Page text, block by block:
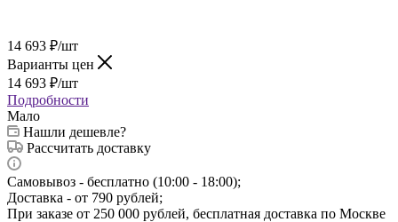
14 693 ₽/шт
Варианты цен
14 693 ₽/шт
Подробности
Мало
Нашли дешевле?
Рассчитать доставку
Самовывоз - бесплатно (10:00 - 18:00);
Доставка - от 790 рублей;
При заказе от 250 000 рублей, бесплатная доставка по Москве